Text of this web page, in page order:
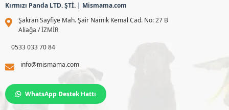
Kırmızı Panda LTD. ŞTİ. | Mismama.com
Şakran Sayfiye Mah. Şair Namık Kemal Cad. No: 27 B
Aliağa / İZMİR
0533 033 70 84
info@mismama.com
WhatsApp Destek Hattı